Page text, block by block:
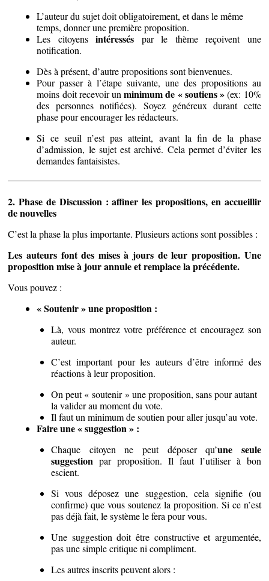
L’auteur du sujet doit obligatoirement, et dans le même
temps, donner une première proposition.
Les citoyensintéressés par le thème reçoivent une
notification.
Dès à présent, d’autre propositions sont bienvenues.
Pour passer à l’étape suivante, une des propositions au
moins doit recevoir unminimum de « soutiens »(ex: 10%
des personnes notifiées). Soyez généreux durant cette
phase pour encourager les rédacteurs.
Si ce seuil n’est pas atteint, avant la fin de la phase
d’admission, le sujet est archivé. Cela permet d’éviter les
demandes fantaisistes.
2. Phase de Discussion : affiner les propositions, en accueillir
de nouvelles
C’est la phase la plus importante. Plusieurs actions sont possibles :
Les auteurs font des mises à jours de leur proposition. Une
proposition mise à jour annule et remplace la précédente.
Vous pouvez :
« Soutenir » une proposition :
Là, vous montrez votre préférence et encouragez son
auteur.
C’est important pour les auteurs d’être informé des
réactions à leur proposition.
On peut « soutenir » une proposition, sans pour autant
la valider au moment du vote.
Il faut un minimum de soutien pour aller jusqu’au vote.
Faire une « suggestion » :
Chaque citoyen ne peut déposer qu’une seule
suggestion par proposition. Il faut l’utiliser à bon
escient.
Si vous déposez une suggestion, cela signifie (ou
confirme) que vous soutenez la proposition. Si ce n’est
pas déjà fait, le système le fera pour vous.
Une suggestion doit être constructive et argumentée,
pas une simple critique ni compliment.
Les autres inscrits peuvent alors :